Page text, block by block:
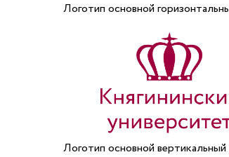
Логотип основной
Логотип основной